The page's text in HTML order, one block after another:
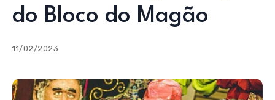
do Bloco do Magão
11/02/2023